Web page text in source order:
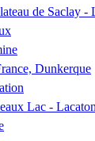
de Saclay
Dunkerque
Lac -